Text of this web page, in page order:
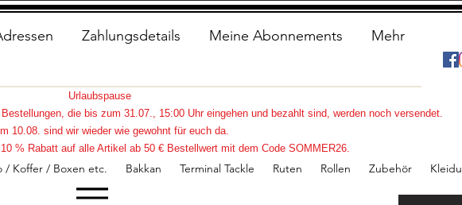
Zahlungsdetails Meine Abonnements Mehr
/ Koffer / Boxen etc. Bakkan Terminal Tackle Ruten Rollen Zubehör
Urlaubspause
die bis zum 31.07., 15:00 Uhr eingehen und bezahlt sind, werden noch versendet.
10.08. sind wir wieder wie gewohnt für euch da.
% Rabatt auf alle Artikel ab 50 € Bestellwert mit dem Code SOMMER26.